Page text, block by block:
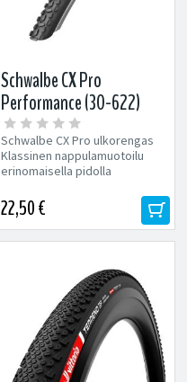
Schwalbe CX Pro
Performance (30-622)
ulkorengas
Schwalbe CX Pro ulkorengas
Klassinen nappulamuotoilu
erinomaisella pidolla
Koko: 30-622
22,50 €